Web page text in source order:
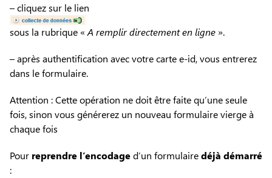
– cliquez sur le lien
sous la rubrique « A remplir directement en ligne ».
– après authentification avec votre carte e-id, vous entrerez
dans le formulaire.
Attention : Cette opération ne doit être faite qu’une seule
fois, sinon vous générerez un nouveau formulaire vierge à
chaque fois
Pour reprendre l’encodaged’un formulairedéjà démarré
: